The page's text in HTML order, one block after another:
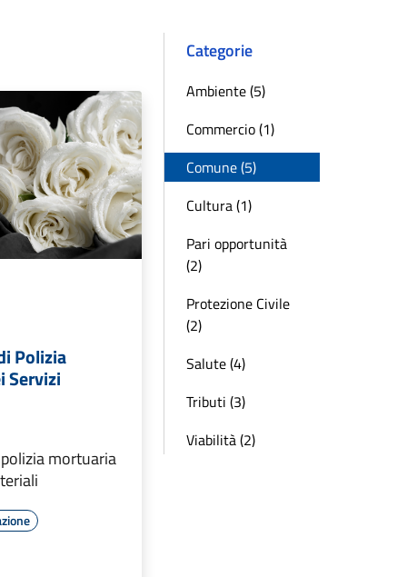
Polizia
Servizi
mortuaria
Categorie
Ambiente (5)
Commercio (1)
Comune (5)
Cultura (1)
Pari opportunità
(2)
Protezione Civile
(2)
Salute (4)
Tributi (3)
Viabilità (2)